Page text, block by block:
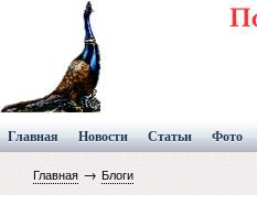
Главная Новости Статьи Фото
Главная → Блоги